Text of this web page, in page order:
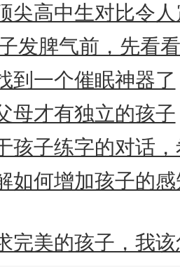
尖高中生对比令
发脾气前，先看
到一个催眠神器了
母才有独立的孩子
孩子练字的对话
如何增加孩子的
完美的孩子，我